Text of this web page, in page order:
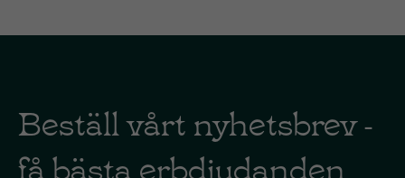
Beställ vårt nyhetsbrev -
få bästa erbdjudanden